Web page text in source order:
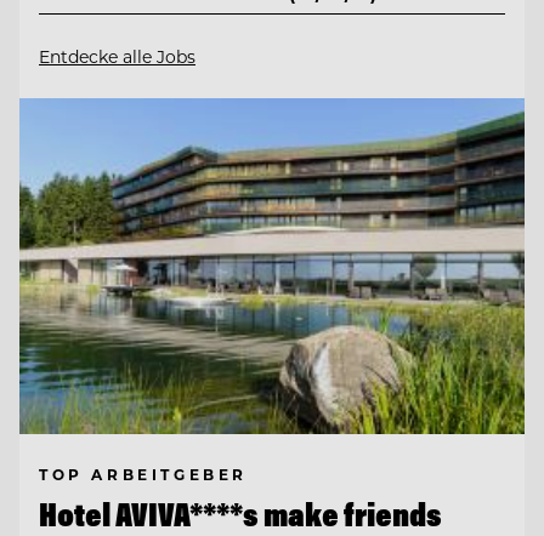
Entdecke alle Jobs
TOP ARBEITGEBER
Hotel AVIVA****s make friends